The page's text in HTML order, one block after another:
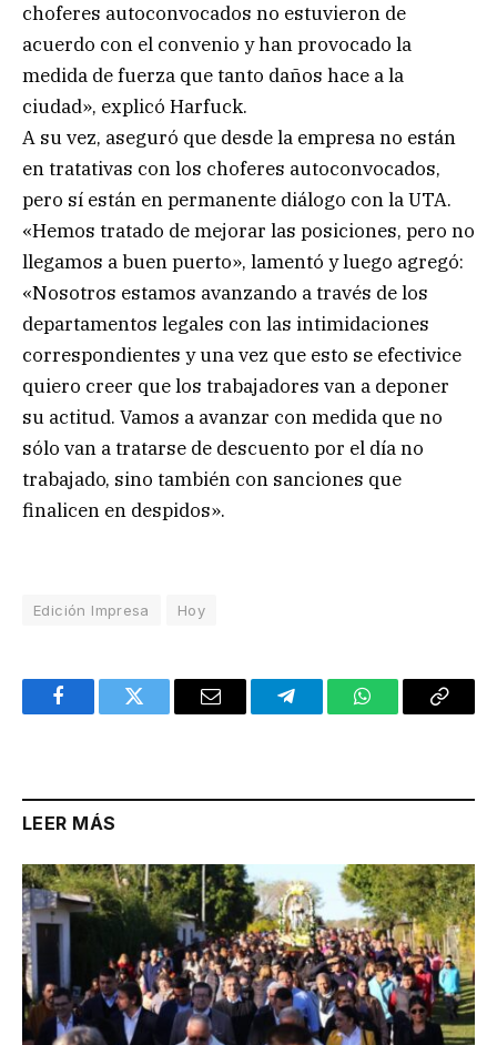
choferes autoconvocados no estuvieron de
acuerdo con el convenio y han provocado la
medida de fuerza que tanto daños hace a la
ciudad», explicó Harfuck.
A su vez, aseguró que desde la empresa no están
en tratativas con los choferes autoconvocados,
pero sí están en permanente diálogo con la UTA.
«Hemos tratado de mejorar las posiciones, pero no
llegamos a buen puerto», lamentó y luego agregó:
«Nosotros estamos avanzando a través de los
departamentos legales con las intimidaciones
correspondientes y una vez que esto se efectivice
quiero creer que los trabajadores van a deponer
su actitud. Vamos a avanzar con medida que no
sólo van a tratarse de descuento por el día no
trabajado, sino también con sanciones que
finalicen en despidos».
Edición Impresa Hoy
FacebookTwitter Email TelegramWhatsAppCopy
LEER MÁS